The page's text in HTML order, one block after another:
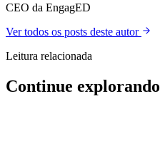
CEO da EngagED
Ver todos os posts deste autor
Leitura relacionada
Continue explorando